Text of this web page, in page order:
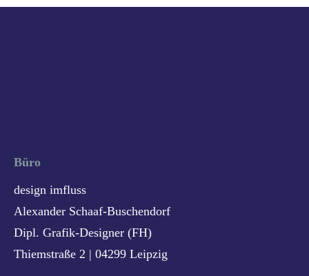
Büro
design imfluss
Alexander Schaaf-Buschendorf
Dipl. Grafik-Designer (FH)
Thiemstraße 2 | 04299 Leipzig